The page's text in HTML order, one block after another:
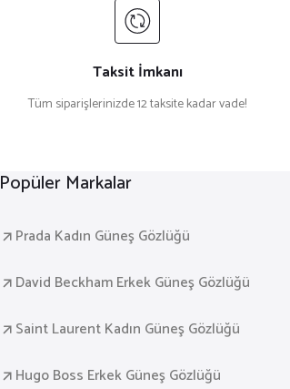
Taksit İmkanı
Tüm siparişlerinizde 12 taksite kadar vade!
Popüler Markalar
Prada Kadın Güneş Gözlüğü
David Beckham Erkek Güneş Gözlüğü
Saint Laurent Kadın Güneş Gözlüğü
Hugo Boss Erkek Güneş Gözlüğü